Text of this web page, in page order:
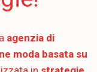
agenzia di
moda basata su